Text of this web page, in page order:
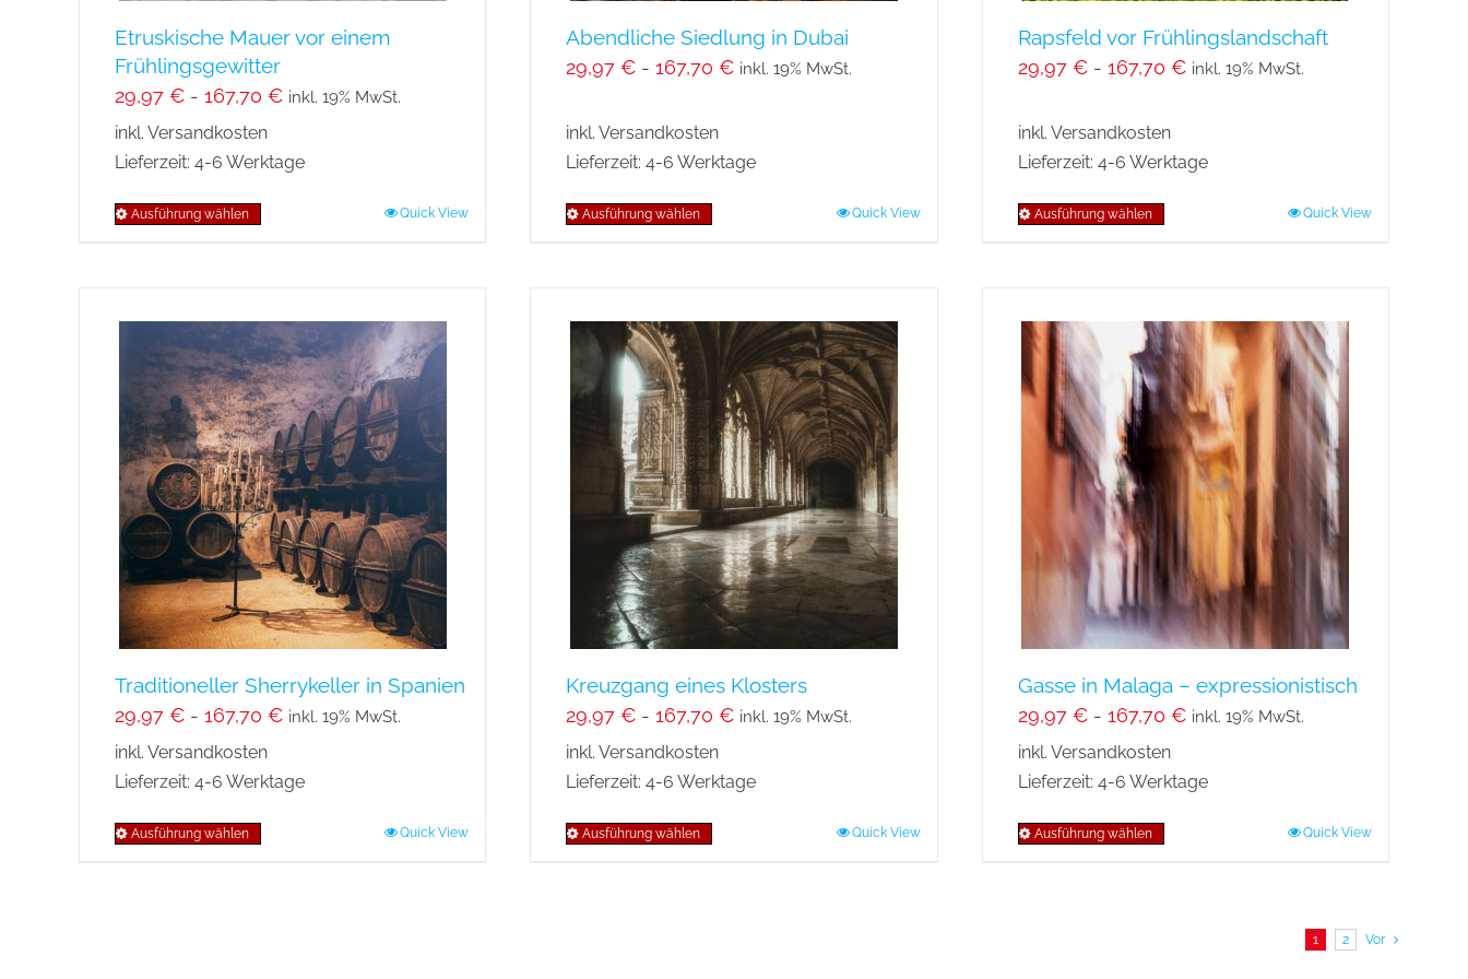
Etruskische Mauer vor einem
Frühlingsgewitter
29,97 € - 167,70 € inkl. 19% MwSt.
inkl. Versandkosten
Lieferzeit: 4-6 Werktage
Ausführung wählen
mehrere
Varianten
auf.
Die
Optionen
können
auf
der
Produktseite
gewählt
werden
Quick View
Abendliche Siedlung in Dubai
29,97€ -167,70€ inkl. 19% MwSt.
inkl. Versandkosten
Lieferzeit:4-6 Werktage
Ausführung wählen
mehrere
Varianten
auf.
Die
Optionen
können
auf
der
Produktseite
gewählt
werden
Quick View
Rapsfeld vor Frühlingslandschaft
29,97 €- 167,70 € inkl. 19% MwSt.
inkl. Versandkosten
Lieferzeit: 4-6 Werktage
Ausführung wählen
mehrere
Varianten
auf.
Die
Optionen
können
auf
der
Produktseite
gewählt
werden
Quick View
Traditioneller Sherrykeller in Spanien
29,97 € - 167,70 € inkl. 19% MwSt.
inkl. Versandkosten
Lieferzeit: 4-6 Werktage
Ausführung wählen Quick View
Kreuzgang eines Klosters
29,97€ -167,70€ inkl. 19% MwSt.
inkl. Versandkosten
Lieferzeit:4-6 Werktage
Ausführung wählen Quick View
Gasse in Malaga – expressionistisch
29,97 €- 167,70 € inkl. 19% MwSt.
inkl. Versandkosten
Lieferzeit: 4-6 Werktage
Ausführung wählen Quick View
1 2 Vor